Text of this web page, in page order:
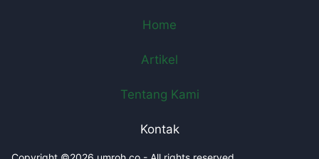
Home
Artikel
Tentang Kami
Kontak